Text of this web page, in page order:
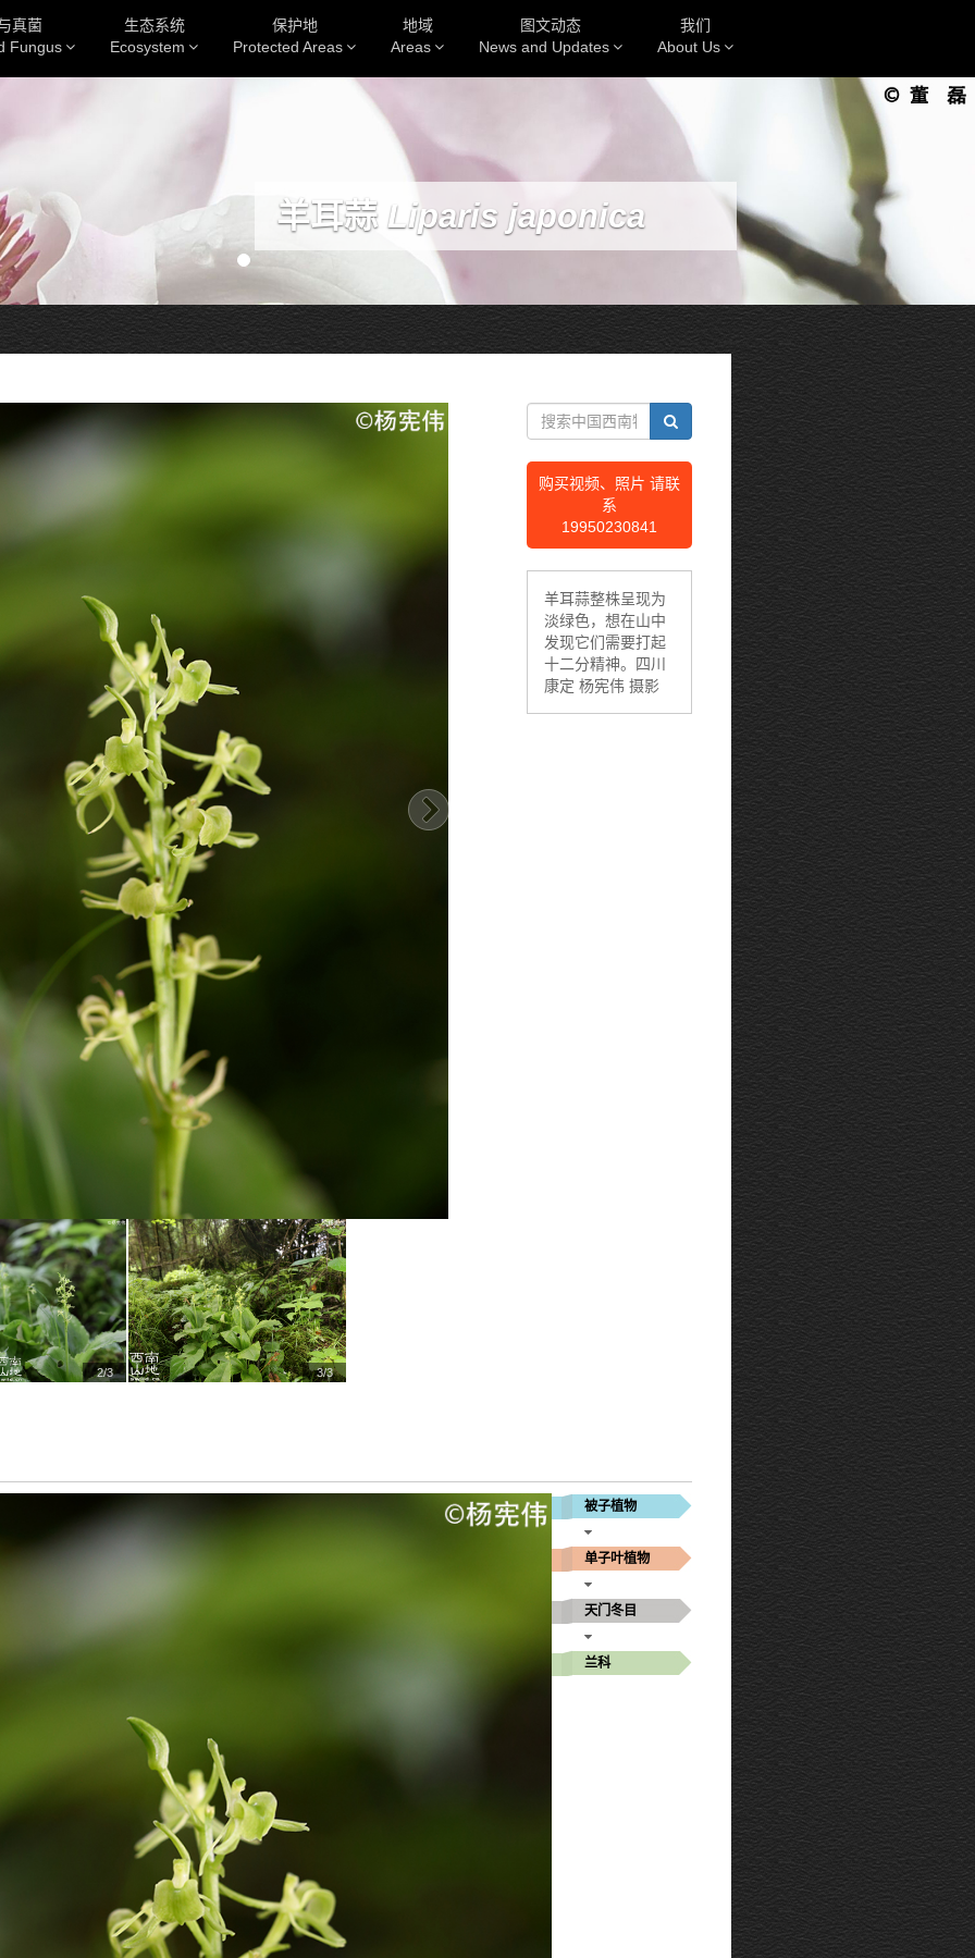
真菌
Fungus
生态系统
Ecosystem
保护地
Protected Areas
地域
Areas
图文动态
News and Updates
我们
About Us
羊耳蒜 Liparis japonica
购买视频、照片 请联
系
19950230841
羊耳蒜整株呈现为
淡绿色，想在山中
发现它们需要打起
十二分精神。四川
康定 杨宪伟 摄影
2/3 3/3
被子植物
单子叶植物
天门冬目
兰科